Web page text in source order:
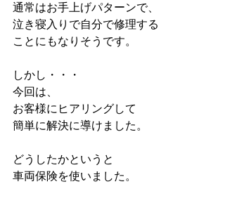
通常はお手上げパターンで、
泣き寝入りで自分で修理する
ことにもなりそうです。
しかし・・・
今回は、
お客様にヒアリングして
簡単に解決に導けました。
どうしたかというと
車両保険を使いました。